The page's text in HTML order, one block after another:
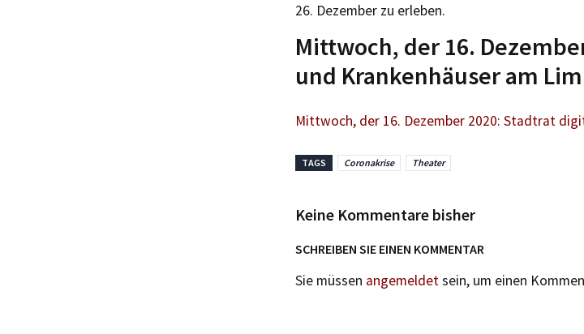
26. Dezember zu erleben.
Mittwoch, der 16.
und Krankenhäuser am
Mittwoch, der 16. Dezember 2020: Stadtrat
TAGS Coronakrise Theater
Keine Kommentare bisher
SCHREIBEN SIE EINEN KOMMENTAR
Sie müssen angemeldetsein, um einen